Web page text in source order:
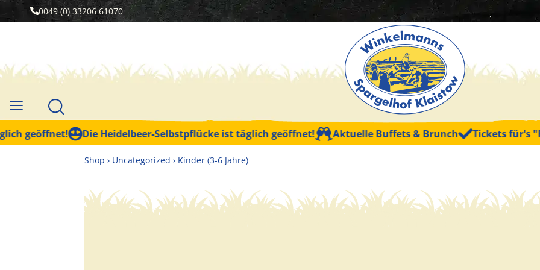
0049 (0) 33206 61070
geöffnet! Die Heidelbeer-Selbstpflücke ist täglich geöffnet! Aktuelle Buffets & Brunch Tickets für's
Shop › Uncategorized › Kinder (3-6 Jahre)